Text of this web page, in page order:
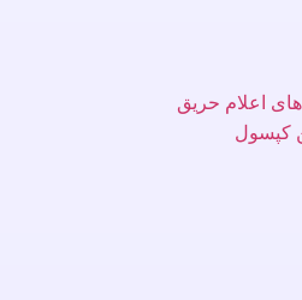
اعلام حریق
کپسول